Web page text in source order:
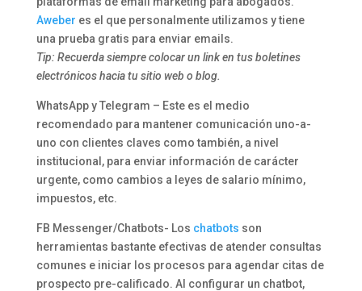
Aweber es el que personalmente utilizamos y tiene
una prueba gratis para enviar emails.
Tip: Recuerda siempre colocar un link en tus boletines
electrónicos hacia tu sitio web o blog.
WhatsApp y Telegram – Este es el medio
recomendado para mantener comunicación uno-a-
uno con clientes claves como también, a nivel
institucional, para enviar información de carácter
urgente, como cambios a leyes de salario mínimo,
impuestos, etc.
FB Messenger/Chatbots- Los chatbots son
herramientas bastante efectivas de atender consultas
comunes e iniciar los procesos para agendar citas de
prospecto pre-calificado. Al configurar un chatbot,